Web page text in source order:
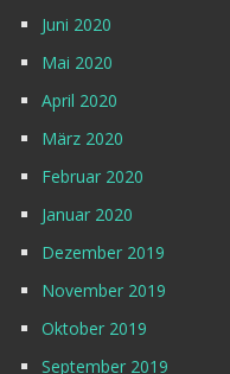
Juni 2020
Mai 2020
April 2020
März 2020
Februar 2020
Januar 2020
Dezember 2019
November 2019
Oktober 2019
September 2019